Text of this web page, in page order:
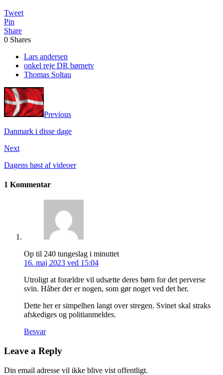
Tweet
Pin
Share
0 Shares
Lars andersen
onkel reje DR børnetv
Thomas Soltau
Previous
Danmark i disse dage
Next
Dagens høst af videoer
1 Kommentar
Op til 240 tungeslag i minuttet
16. maj 2023 ved 15:04
Utroligt at forældre vil udsætte deres børn for det perverse
svin. Håber der er nogen, som gør noget ved det her.
Dette her er simpelhen langt over stregen. Svinet skal straks
afskediges og politianmeldes.
Besvar
Leave a Reply
Din email adresse vil ikke blive vist offentligt.